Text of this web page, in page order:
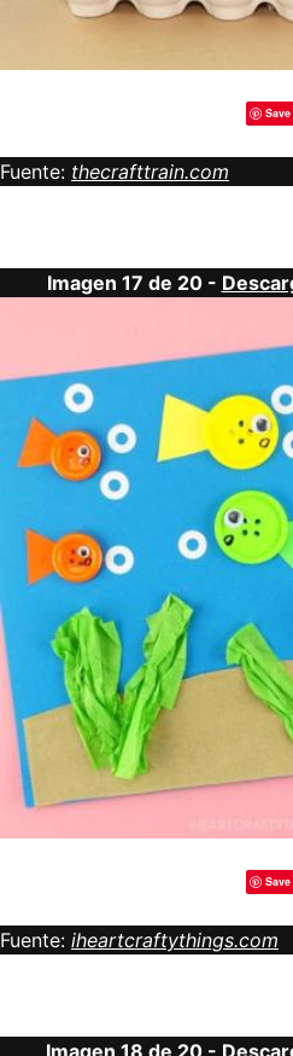
Save
Fuente: thecrafttrain.com
Imagen 17 de 20 -
Save
Fuente: iheartcraftythings.com